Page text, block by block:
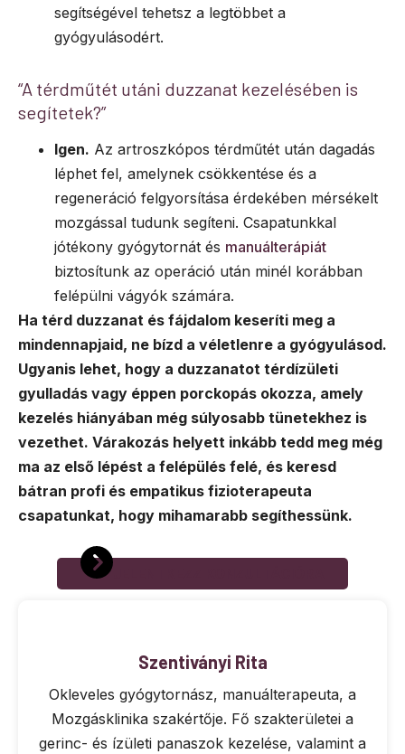
segítségével tehetsz a legtöbbet a
gyógyulásodért.
“A térdműtét utáni duzzanat kezelésében is
segítetek?”
Igen. Az artroszkópos térdműtét után dagadás
léphet fel, amelynek csökkentése és a
regeneráció felgyorsítása érdekében mérsékelt
mozgással tudunk segíteni. Csapatunkkal
jótékony gyógytornát és manuálterápiát
biztosítunk az operáció után minél korábban
felépülni vágyók számára.
Ha térd duzzanat és fájdalom keseríti meg a
mindennapjaid, ne bízd a véletlenre a gyógyulásod.
Ugyanis lehet, hogy a duzzanatot térdízületi
gyulladás vagy éppen porckopás okozza, amely
kezelés hiányában még súlyosabb tünetekhez is
vezethet. Várakozás helyett inkább tedd meg még
ma az első lépést a felépülés felé, és keresd
bátran profi és empatikus fizioterapeuta
csapatunkat, hogy mihamarabb segíthessünk.
Szentiványi Rita
Okleveles gyógytornász, manuálterapeuta, a
Mozgásklinika szakértője. Fő szakterületei a
gerinc- és ízületi panaszok kezelése, valamint a